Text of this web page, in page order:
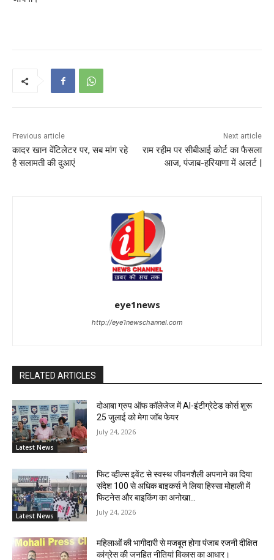
Previous article
कादर खान वेंटिलेटर पर, सब मांग रहे
है सलामती की दुआएं
Next article
राम रहीम पर सीबीआई कोर्ट का फैसला
आज, पंजाब-हरियाणा में अलर्ट |
eye1news
http://eye1newschannel.com
RELATED ARTICLES
Latest News
दोआबा ग्रुप ऑफ कॉलेजेज में AI-इंटीग्रेटेड कोर्स शुरू
25 जुलाई को मेगा जॉब फेयर
July 24, 2026
Latest News
फिट व्हील्स इवेंट से स्वस्थ जीवनशैली अपनाने का दिया
संदेश 100 से अधिक बाइकर्स ने लिया हिस्सा मोहाली में
फिटनेस और बाइकिंग का अनोखा...
July 24, 2026
महिलाओं की भागीदारी से मजबूत होगा पंजाब रजनी दीक्षित
कांग्रेस की जनहित नीतियां विकास का आधार।